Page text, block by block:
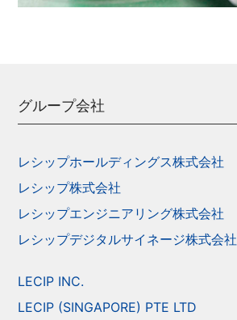
グループ会社
レシップホールディングス株式会社
レシップ株式会社
レシップエンジニアリング株式会社
レシップデジタルサイネージ株式会社
LECIP INC.
LECIP (SINGAPORE) PTE LTD